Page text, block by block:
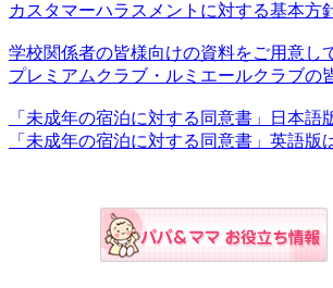
カスタマーハラスメントに対する基本方
学校関係者の皆様向けの資料をご用意し
プレミアムクラブ・ルミエールクラブの
「未成年の宿泊に対する同意書」日本語
「未成年の宿泊に対する同意書」英語版